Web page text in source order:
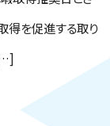
得を促進する取り